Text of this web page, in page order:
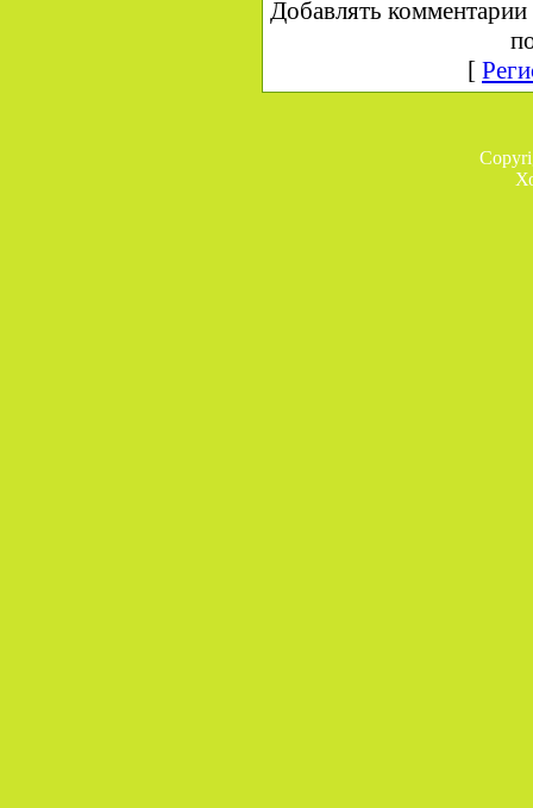
Добавлять комментарии
[